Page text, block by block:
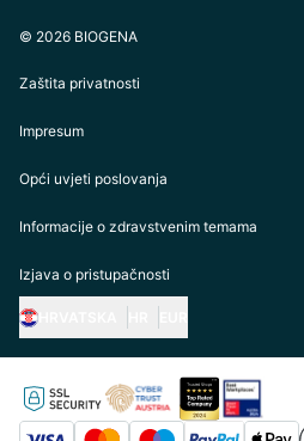
© 2026 BIOGENA
Zaštita privatnosti
Impresum
Opći uvjeti poslovanja
Informacije o zdravstvenim temama
Izjava o pristupačnosti
https://biogena.com/de-at
https://biogena.com/de-de
https://biogena.com/de-ch